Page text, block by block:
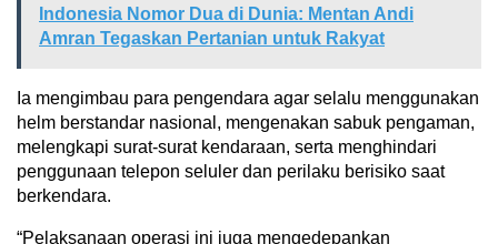
Indonesia Nomor Dua di Dunia: Mentan Andi
Amran Tegaskan Pertanian untuk Rakyat
Ia mengimbau para pengendara agar selalu menggunakan
helm berstandar nasional, mengenakan sabuk pengaman,
melengkapi surat-surat kendaraan, serta menghindari
penggunaan telepon seluler dan perilaku berisiko saat
berkendara.
“Pelaksanaan operasi ini juga mengedepankan